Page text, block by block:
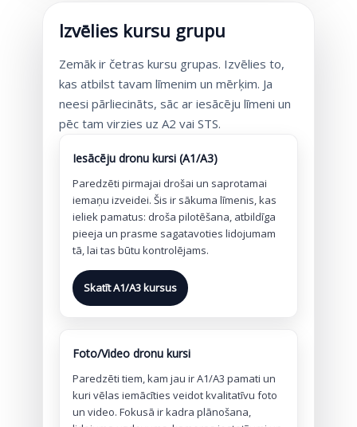
Izvēlies kursu grupu
Zemāk ir četras kursu grupas. Izvēlies to,
kas atbilst tavam līmenim un mērķim. Ja
neesi pārliecināts, sāc ar iesācēju līmeni un
pēc tam virzies uz A2 vai STS.
Iesācēju dronu kursi (A1/A3)
Paredzēti pirmajai drošai un saprotamai
iemaņu izveidei. Šis ir sākuma līmenis, kas
ieliek pamatus: droša pilotēšana, atbildīga
pieeja un prasme sagatavoties lidojumam
tā, lai tas būtu kontrolējams.
Skatīt A1/A3 kursus
Foto/Video dronu kursi
Paredzēti tiem, kam jau ir A1/A3 pamati un
kuri vēlas iemācīties veidot kvalitatīvu foto
un video. Fokusā ir kadra plānošana,